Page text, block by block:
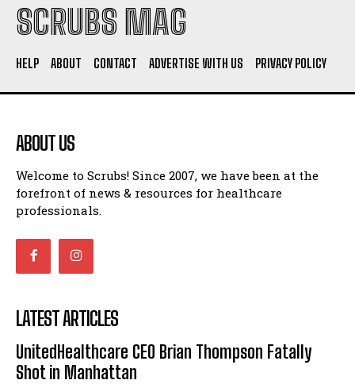
SCRUBS MAG
HELP ABOUT CONTACT ADVERTISE WITH US PRIVACY POLICY
ABOUT US
Welcome to Scrubs! Since 2007, we have been at the
forefront of news & resources for healthcare
professionals.
LATEST ARTICLES
UnitedHealthcare CEO Brian Thompson Fatally
Shot in Manhattan